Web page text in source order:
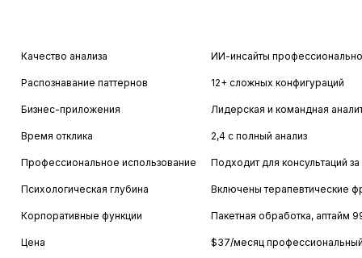
Качество анализа ИИ-инсайты
Распознавание паттернов 12+ сложных конфигураций
Бизнес-приложения Лидерская и командная
Время отклика 2,4 с полный анализ
Профессиональное использование Подходит для консультаций
Психологическая глубина Включены терапевтические
Корпоративные функции Пакетная обработка, аптайм
Цена $37/месяц